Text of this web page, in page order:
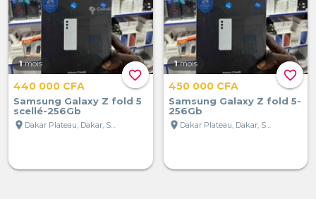
favorite_border
1 mois
440 000 CFA
Samsung Galaxy Z fold 5
scellé-256Gb
location_on
Dakar Plateau, Dakar, Sénégal
favorite_border
1 mois
450 000 CFA
Samsung Galaxy Z fold 5-
256Gb
location_on
Dakar Plateau, Dakar, Sénégal